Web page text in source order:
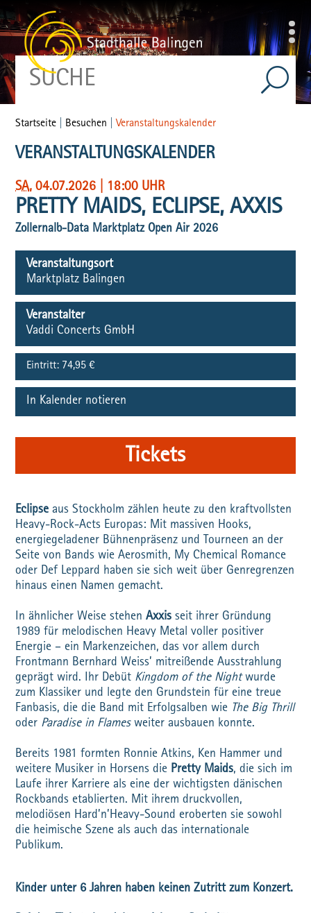
Startseite Besuchen |Veranstaltungskalender
VERANSTALTUNGSKALENDER
SA, 04.07.2026 18:00 UHR
PRETTY MAIDS, ECLIPSE, AXXIS
Zollernalb-Data Marktplatz Open Air 2026
Veranstaltungsort
Marktplatz Balingen
Veranstalter
Vaddi Concerts GmbH
Eintritt: 74,95 €
In Kalender notieren
Tickets
Eclipseaus Stockholm zählen heute zu den kraftvollsten
Heavy-Rock-Acts Europas: Mit massiven Hooks,
energiegeladener Bühnenpräsenz und Tourneen an der
Seite von Bands wie Aerosmith, My Chemical Romance
oder Def Leppard haben sie sich weit über Genregrenzen
hinaus einen Namen gemacht.
In ähnlicher Weise stehenAxxisseit ihrer Gründung
1989 für melodischen Heavy Metal voller positiver
Energie – ein Markenzeichen, das vor allem durch
Frontmann Bernhard Weiss’ mitreißende Ausstrahlung
geprägt wird. Ihr Debüt Kingdom of the Nightwurde
zum Klassiker und legte den Grundstein für eine treue
Fanbasis, die die Band mit Erfolgsalben wie The Big Thrill
oder Paradise in Flamesweiter ausbauen konnte.
Bereits 1981 formten Ronnie Atkins, Ken Hammer und
weitere Musiker in Horsens die Pretty Maids, die sich im
Laufe ihrer Karriere als eine der wichtigsten dänischen
Rockbands etablierten. Mit ihrem druckvollen,
melodiösen Hard’n’Heavy-Sound eroberten sie sowohl
die heimische Szene als auch das internationale
Publikum.
Kinder unter 6 Jahren haben keinen Zutritt zum Konzert.